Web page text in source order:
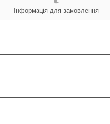
Інформація для замовлення